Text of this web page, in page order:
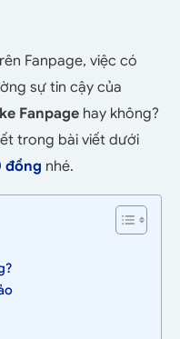
Fanpage, việc có
sự tin cậy của
Fanpage hay không?
trong bài viết dưới
đồng nhé.